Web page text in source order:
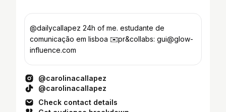
@dailycallapez 24h of me. estudante de
comunicação em lisboa ✉️pr&collabs: gui@glow-
influence.com
@carolinacallapez
@carolinacallapez
Check contact details